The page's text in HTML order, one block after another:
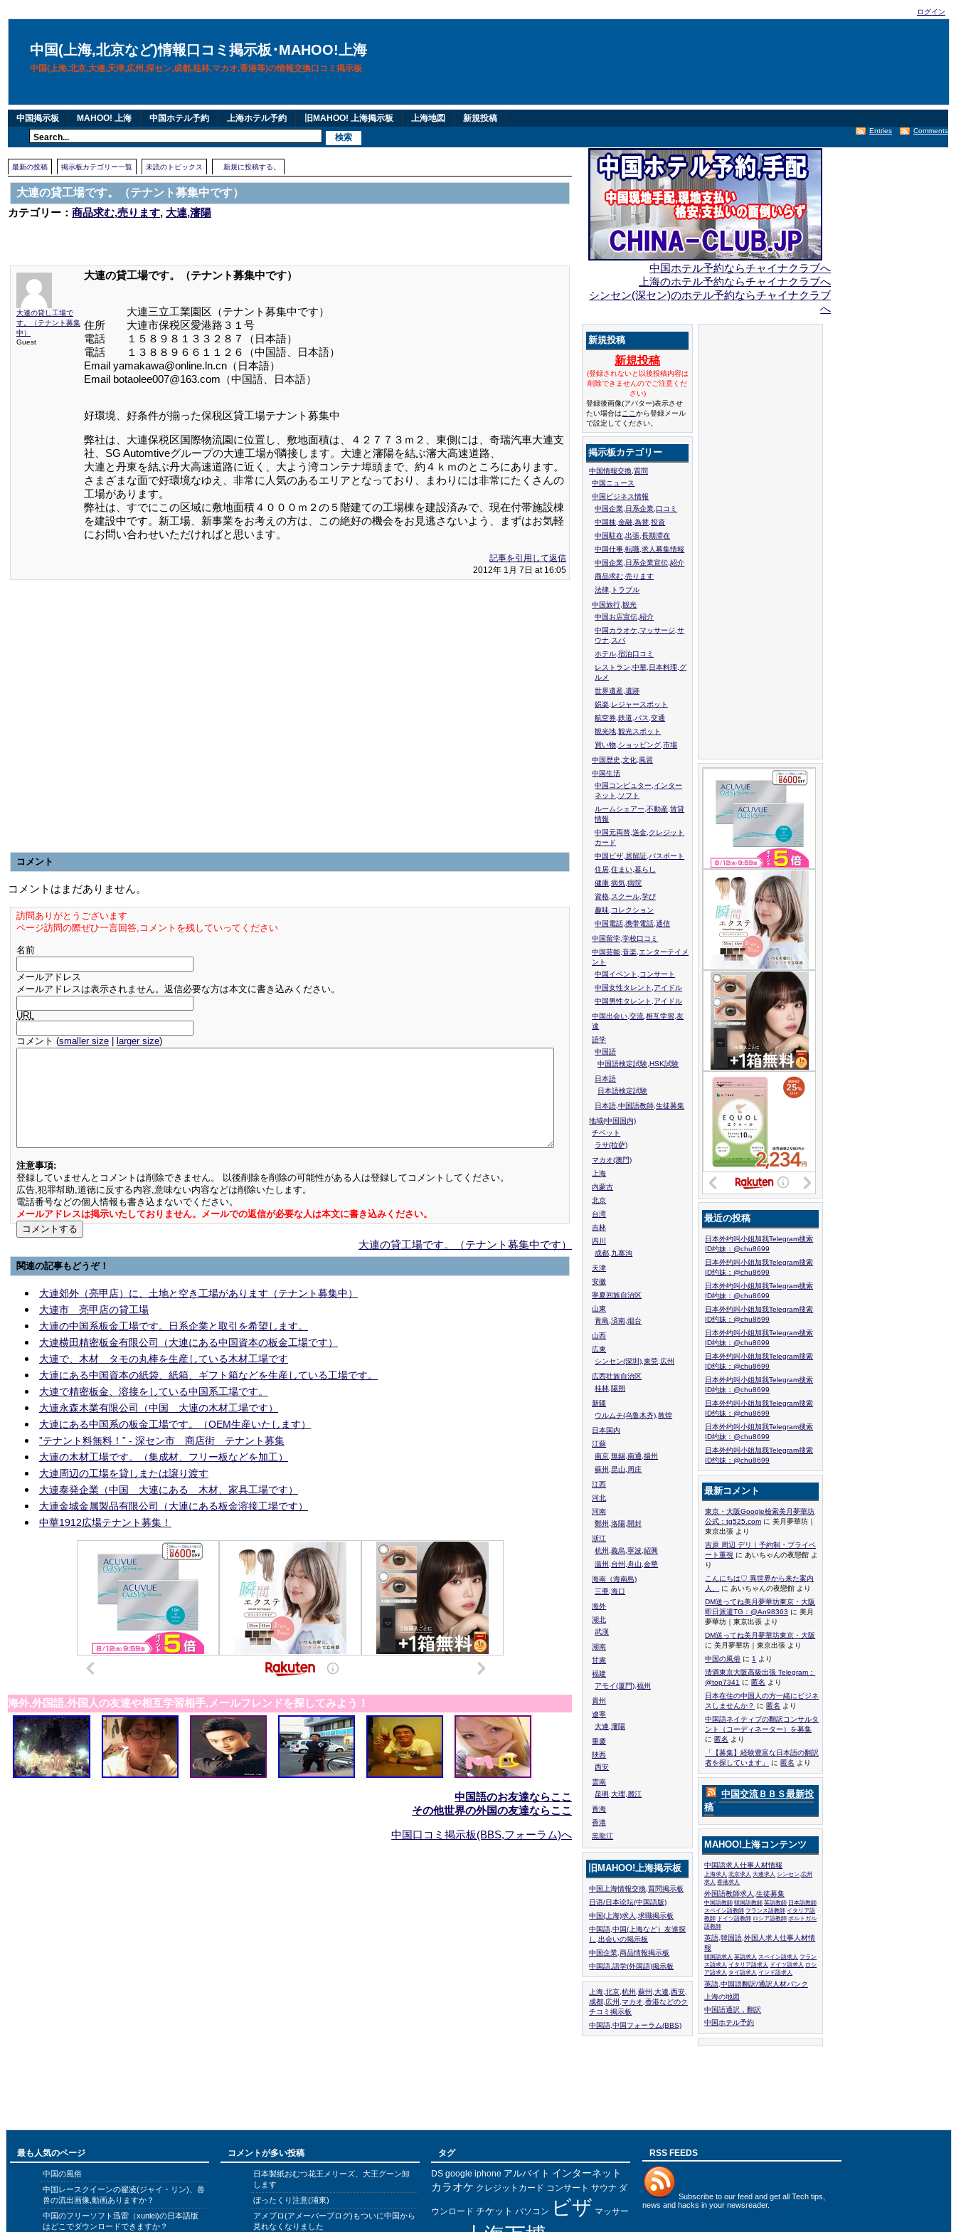
ログイン
中国(上海,北京など)情報口コミ掲示板･MAHOO!上海
中国(上海,北京,大連,天津,広州,深セン,成都,桂林,マカオ,香港等)の情報交換口コミ掲示板
中国掲示板 MAHOO! 上海 中国ホテル予約 上海ホテル予約 旧MAHOO! 上海掲示板 上海地図 新規投稿
Comments
Entries
最新の投稿 掲示板カテゴリー一覧 未読のトピックス 新規に投稿する。
大連の貸工場です。（テナント募集中です）
カテゴリー： 商品求む,売ります, 大連,瀋陽
大連の貸し工場で
す。（テナント募集
中）
Guest
大連の貸工場です。（テナント募集中です）
大連三立工業園区（テナント募集中です）
住所 大連市保税区愛港路３１号
電話 １５８９８１３３２８７（日本語）
電話 １３８８９６６１１２６（中国語、日本語）
Email yamakawa@online.ln.cn（日本語）
Email botaolee007@163.com（中国語、日本語）
好環境、好条件が揃った保税区貸工場テナント募集中
弊社は、大連保税区国際物流園に位置し、敷地面積は、４２７７３ｍ２、東側には、奇瑞汽車大連支
社、SG Automtiveグループの大連工場が隣接します。大連と瀋陽を結ぶ瀋大高速道路、
大連と丹東を結ぶ丹大高速道路に近く、大よう湾コンテナ埠頭まで、約４ｋｍのところにあります。
さまざまな面で好環境なゆえ、非常に人気のあるエリアとなっており、まわりには非常にたくさんの
工場があります。
弊社は、すでにこの区域に敷地面積４０００ｍ２の５階建ての工場棟を建設済みで、現在付帯施設棟
を建設中です。新工場、新事業をお考えの方は、この絶好の機会をお見逃さないよう、まずはお気軽
にお問い合わせいただければと思います。
記事を引用して返信
2012年 1月 7日 at 16:05
コメント
コメントはまだありません。
訪問ありがとうございます
ページ訪問の際ぜひ一言回答,コメントを残していってください
名前
メールアドレス
メールアドレスは表示されません。返信必要な方は本文に書き込みください。
URL
コメント (smaller size larger size)
注意事項:
登録していませんとコメントは削除できません。 以後削除を削除の可能性がある人は登録してコメントしてください。
広告,犯罪幇助,道徳に反する内容,意味ない内容などは削除いたします。
電話番号などの個人情報も書き込まないでください。
メールアドレスは掲示いたしておりません。メールでの返信が必要な人は本文に書き込みください。
大連の貸工場です。（テナント募集中です）
関連の記事もどうぞ！
大連郊外（亮甲店）に、土地と空き工場があります（テナント募集中）
大連市 亮甲店の貸工場
大連の中国系板金工場です。日系企業と取引を希望します。
大連横田精密板金有限公司（大連にある中国資本の板金工場です）
大連で、木材 タモの丸棒を生産している木材工場です
大連にある中国資本の紙袋、紙箱、ギフト箱などを生産している工場です。
大連で精密板金、溶接をしている中国系工場です。
大連永森木業有限公司（中国 大連の木材工場です）
大連にある中国系の板金工場です。（OEM生産いたします）
”テナント料無料！” - 深セン市 商店街 テナント募集
大連の木材工場です。（集成材、フリー板などを加工）
大連周辺の工場を貸しまたは譲り渡す
大連泰発企業（中国 大連にある 木材、家具工場です）
大連金城金属製品有限公司（大連にある板金溶接工場です）
中華1912広場テナント募集！
海外,外国語,外国人の友達や相互学習相手,メールフレンドを探してみよう！
中国語のお友達ならここ
その他世界の外国の友達ならここ
中国口コミ掲示板(BBS,フォーラム)へ
中国ホテル予約ならチャイナクラブへ
上海のホテル予約ならチャイナクラブへ
シンセン(深セン)のホテル予約ならチャイナクラブ
へ
新規投稿
新規投稿
(登録されないと以後投稿内容は
削除できませんのでご注意くだ
さい)
登録後画像(アバター)表示させ
たい場合は ここから登録メール
で設定してください。
掲示板カテゴリー
中国情報交換,質問
中国ニュース
中国ビジネス情報
中国企業,日系企業,口コミ
中国株,金融,為替,投資
中国駐在,出張,長期滞在
中国仕事,転職,求人募集情報
中国企業,日系企業宣伝,紹介
商品求む,売ります
法律,トラブル
中国旅行,観光
中国お店宣伝,紹介
中国カラオケ,マッサージ,サ
ウナ,スパ
ホテル,宿泊口コミ
レストラン,中華,日本料理,グ
ルメ
世界遺産,遺跡
娯楽,レジャースポット
航空券,鉄道,バス,交通
観光地,観光スポット
買い物,ショッピング,市場
中国歴史,文化,風習
中国生活
中国コンピュター,インター
ネット,ソフト
ルームシェアー,不動産,賃貸
情報
中国元両替,送金,クレジット
カード
中国ビザ,居留証,パスポート
住居,住まい,暮らし
健康,病気,病院
資格,スクール,学び
趣味,コレクション
中国電話,携帯電話,通信
中国留学,学校口コミ
中国芸能,音楽,エンターテイメ
ント
中国イベント,コンサート
中国女性タレント,アイドル
中国男性タレント,アイドル
中国出会い,交流,相互学習,友
達
語学
中国語
中国語検定試験,HSK試験
日本語
日本語検定試験
日本語,中国語教師,生徒募集
地域(中国国内)
チベット
ラサ(拉萨)
マカオ(澳門)
上海
内蒙古
北京
台湾
吉林
四川
成都,九寨沟
天津
安徽
寧夏回族自治区
山東
青島,済南,烟台
山西
広東
シンセン(深圳),東莞,広州
広西壮族自治区
桂林,陽朔
新疆
ウルムチ(乌鲁木齐),敦煌
日本国内
江蘇
南京,無錫,南通,揚州
蘇州,昆山,周庄
江西
河北
河南
鄭州,洛陽,開封
浙江
杭州,義烏,寧波,紹興
温州,台州,舟山,金華
海南（海南島)
三亜,海口
海外
湖北
武漢
湖南
甘粛
福建
アモイ(厦門),福州
貴州
遼寧
大連,瀋陽
重慶
陜西
西安
雲南
昆明,大理,麗江
青海
香港
黒龍江
旧MAHOO!上海掲示板
中国上海情報交換,質問掲示板
日语/日本论坛(中国語版)
中国(上海)求人,求職掲示板
中国語,中国(上海など）友達探
し,出会いの掲示板
中国企業,商品情報掲示板
中国語.語学(外国語)掲示板
上海,北京,杭州,蘇州,大連,西安,
成都,広州,マカオ,香港などのク
チコミ掲示板
中国語,中国フォーラム(BBS)
最近の投稿
日本外约叫小姐加我Telegram搜索
ID约妹：@chu8699
日本外约叫小姐加我Telegram搜索
ID约妹：@chu8699
日本外约叫小姐加我Telegram搜索
ID约妹：@chu8699
日本外约叫小姐加我Telegram搜索
ID约妹：@chu8699
日本外约叫小姐加我Telegram搜索
ID约妹：@chu8699
日本外约叫小姐加我Telegram搜索
ID约妹：@chu8699
日本外约叫小姐加我Telegram搜索
ID约妹：@chu8699
日本外约叫小姐加我Telegram搜索
ID约妹：@chu8699
日本外约叫小姐加我Telegram搜索
ID约妹：@chu8699
日本外约叫小姐加我Telegram搜索
ID约妹：@chu8699
最新コメント
東京・大阪Google檢索美月夢華坊
公式：tg525.com に 美月夢華坊｜
東京出張 より
吉原 周辺 デリ｜予約制・プライベ
ート重視 に あいちゃんの夜戀館 よ
り
こんにちは♡ 異世界から来た案内
人、
に あいちゃんの夜戀館 より
DM送ってね美月夢華坊東京・大阪
即日派遣TG：@An98363 に 美月
夢華坊｜東京出張 より
DM送ってね美月夢華坊東京・大阪
に 美月夢華坊｜東京出張 より
中国の風俗 に 1
より
清酒東京大阪高級出張 Telegram：
@top7341 に 匿名 より
日本在住の中国人の方一緒にビジネ
スしませんか？ に 匿名 より
中国語ネイティブの翻訳コンサルタ
ント（コーディネーター）を募集
に 匿名 より
「【募集】経験豊富な日本語の翻訳
者を探しています」
に 匿名 より
中国交流ＢＢＳ最新投
稿
MAHOO!上海コンテンツ
中国語求人仕事人材情報
上海求人 北京求人 大連求人 シンセン,広州
求人 香港求人
外国語教師求人,生徒募集
中国語教師 韓国語教師 英語教師 日本語教師
スペイン語教師 フランス語教師 イタリア語
教師 ドイツ語教師 ロシア語教師 ポルトガル
語教師
英語,韓国語,外国人求人仕事人材情
報
韓国語求人 英語求人 スペイン語求人 フラン
ス語求人 イタリア語求人 ドイツ語求人 ロシ
ア語求人 タイ語求人 インド語求人
英語,中国語翻訳/通訳人材バンク
上海の地図
中国語通訳，翻訳
中国ホテル予約
最も人気のページ
中国の風俗
中国レースクイーンの翟凌(ジャイ・リン)、兽
兽の流出画像,動画ありますか？
中国のフリーソフト迅雷（xunlei)の日本語版
はどこでダウンロードできますか？
コメントが多い投稿
日本製紙おむつ花王メリーズ、大王グーン卸
します
ぼったくり注意(浦東)
アメブロ(アメーバーブログ)もついに中国から
見れなくなりました
タグ
DS google iphone アルバイト インターネット
カラオケ クレジットカード コンサート サウナ ダ
ウンロード チケット パソコン ビザ マッサー
RSS FEEDS
Subscribe to our feed and get all Tech tips,
news and hacks in your newsreader.